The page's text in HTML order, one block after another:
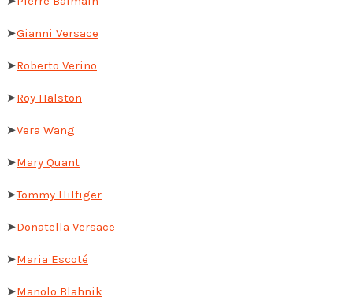
➤Gianni Versace
➤Roberto Verino
➤Roy Halston
➤Vera Wang
➤Mary Quant
➤Tommy Hilfiger
➤Donatella Versace
➤Maria Escoté
➤Manolo Blahnik